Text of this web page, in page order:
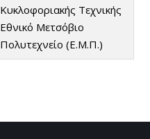
Κυκλοφοριακής Τεχνικής
Εθνικό Μετσόβιο
Πολυτεχνείο (Ε.Μ.Π.)